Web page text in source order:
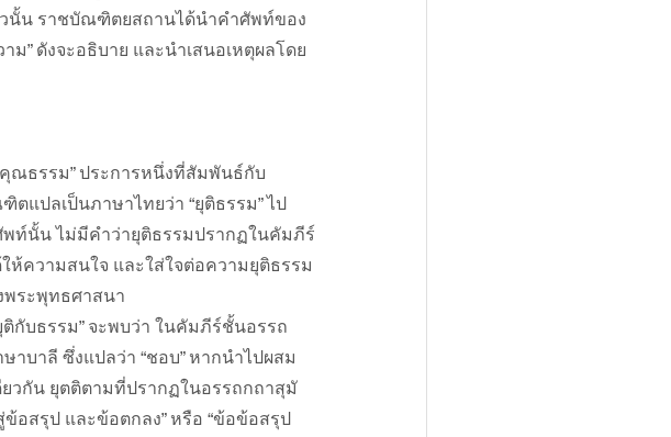
นั้น ราชบัณฑิตยสถานได้นำคำศัพท์ของ
” ดังจะอธิบาย และนำเสนอเหตุผลโดย
ณธรรม” ประการหนึ่งที่สัมพันธ์กับ
ตแปลเป็นภาษาไทยว่า “ยุติธรรม” ไป
พท์นั้น ไม่มีคำว่ายุติธรรมปรากฏในคัมภีร์
ความสนใจ และใส่ใจต่อความยุติธรรม
ระพุทธศาสนา
ติกับธรรม” จะพบว่า ในคัมภีร์ชั้นอรรถ
ษาบาลี ซึ่งแปลว่า “ชอบ” หากนำไปผสม
ยวกัน ยุตติตามที่ปรากฏในอรรถกถาสุมั
อสรุป และข้อตกลง” หรือ “ข้อข้อสรุป